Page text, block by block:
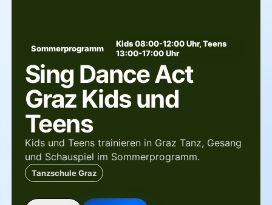
Sommerprogramm
Kids 08:00-12:00 Uhr, Teens
13:00-17:00 Uhr
Sing Dance Act
Graz Kids und
Teens
Kids und Teens trainieren in Graz Tanz, Gesang
und Schauspiel im Sommerprogramm.
Tanzschule Graz